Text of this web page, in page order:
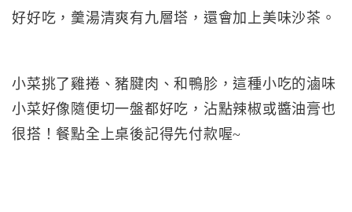
好好吃，羹湯清爽有九層塔，還會加上美味沙茶。
小菜挑了雞捲、豬腱肉、和鴨胗，這種小吃的滷味
小菜好像隨便切一盤都好吃，沾點辣椒或醬油膏也
很搭！餐點全上桌後記得先付款喔~